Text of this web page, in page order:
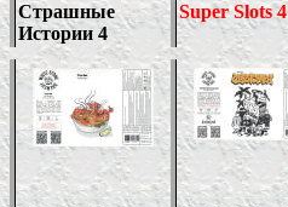
Страшные
Истории 4
Super Slots 4